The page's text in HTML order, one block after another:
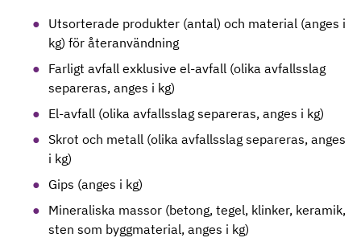
Utsorterade produkter (antal) och material (anges i
kg) för återanvändning
Farligt avfall exklusive el-avfall (olika avfallsslag
separeras, anges i kg)
El-avfall (olika avfallsslag separeras, anges i kg)
Skrot och metall (olika avfallsslag separeras, anges
i kg)
Gips (anges i kg)
Mineraliska massor (betong, tegel, klinker, keramik,
sten som byggmaterial, anges i kg)